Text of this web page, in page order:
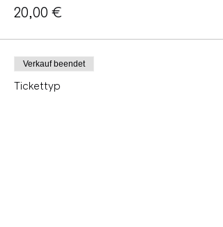
20,00 €
Verkauf beendet
Tickettyp